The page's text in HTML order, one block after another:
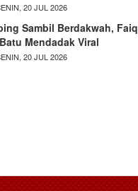
20 JUL 2026
Sambil Berdakwah, Faiq
Mendadak Viral
20 JUL 2026